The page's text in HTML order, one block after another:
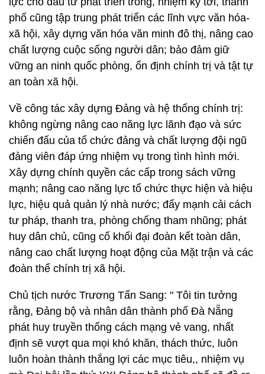
phố cũng tập trung phát triển các lĩnh vực văn hóa-
xã hội, xây dựng văn hóa văn minh đô thị, nâng cao
chất lượng cuộc sống người dân; bảo đảm giữ
vững an ninh quốc phòng, ổn định chính trị và tật tự
an toàn xã hội.
Về công tác xây dựng Đảng và hệ thống chính trị:
không ngừng nâng cao năng lực lãnh đạo và sức
chiến đấu của tổ chức đảng và chất lượng đội ngũ
đảng viên đáp ứng nhiệm vụ trong tình hình mới.
Xây dựng chính quyền các cấp trong sách vững
mạnh; nâng cao năng lực tổ chức thực hiện và hiệu
lực, hiệu quả quản lý nhà nước; đẩy mạnh cải cách
tư pháp, thanh tra, phòng chống tham nhũng; phát
huy dân chủ, cũng cố khối đại đoàn kết toàn dân,
nâng cao chất lượng hoạt động của Mặt trận và các
đoàn thể chính trị xã hội.
Chủ tịch nước Trương Tấn Sang: " Tôi tin tưởng
rằng, Đảng bộ và nhân dân thành phố Đà Nẵng
phát huy truyền thống cách mạng vẻ vang, nhất
định sẽ vượt qua mọi khó khăn, thách thức, luôn
luôn hoàn thành thắng lợi các mục tiêu,, nhiệm vụ